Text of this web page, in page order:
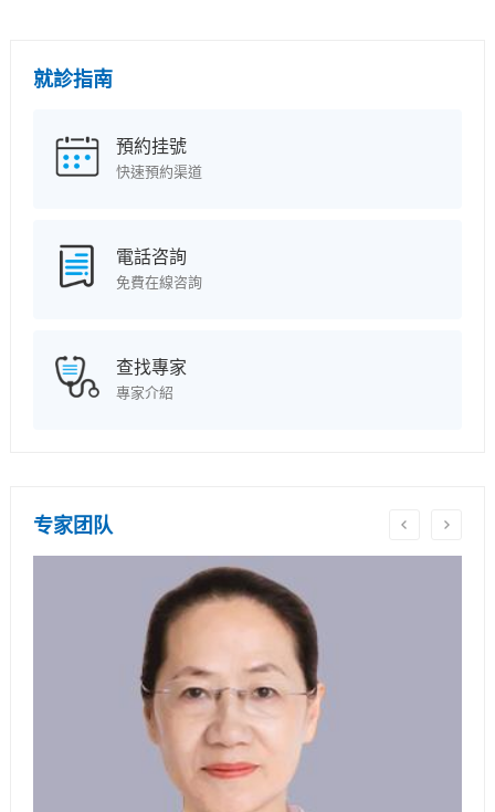
就診指南
預約挂號
快速預約渠道
電話咨詢
免費在線咨詢
查找專家
專家介紹
专家团队